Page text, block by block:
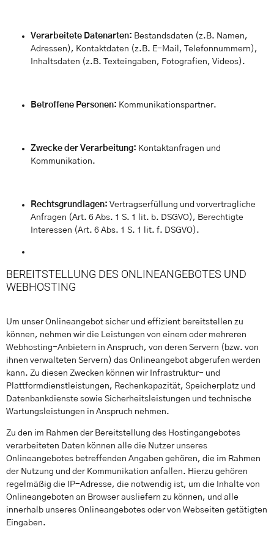
Verarbeitete Datenarten: Bestandsdaten (z.B. Namen,
Adressen), Kontaktdaten (z.B. E-Mail, Telefonnummern),
Inhaltsdaten (z.B. Texteingaben, Fotografien, Videos).
Betroffene Personen: Kommunikationspartner.
Zwecke der Verarbeitung: Kontaktanfragen und
Kommunikation.
Rechtsgrundlagen: Vertragserfüllung und vorvertragliche
Anfragen (Art. 6 Abs. 1 S. 1 lit. b. DSGVO), Berechtigte
Interessen (Art. 6 Abs. 1 S. 1 lit. f. DSGVO).
BEREITSTELLUNG DES ONLINEANGEBOTES UND
WEBHOSTING
Um unser Onlineangebot sicher und effizient bereitstellen zu
können, nehmen wir die Leistungen von einem oder mehreren
Webhosting-Anbietern in Anspruch, von deren Servern (bzw. von
ihnen verwalteten Servern) das Onlineangebot abgerufen werden
kann. Zu diesen Zwecken können wir Infrastruktur- und
Plattformdienstleistungen, Rechenkapazität, Speicherplatz und
Datenbankdienste sowie Sicherheitsleistungen und technische
Wartungsleistungen in Anspruch nehmen.
Zu den im Rahmen der Bereitstellung des Hostingangebotes
verarbeiteten Daten können alle die Nutzer unseres
Onlineangebotes betreffenden Angaben gehören, die im Rahmen
der Nutzung und der Kommunikation anfallen. Hierzu gehören
regelmäßig die IP-Adresse, die notwendig ist, um die Inhalte von
Onlineangeboten an Browser ausliefern zu können, und alle
innerhalb unseres Onlineangebotes oder von Webseiten getätigten
Eingaben.